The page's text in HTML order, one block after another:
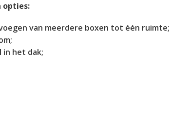
opties:
van meerdere boxen tot één ruimte;
in het dak;